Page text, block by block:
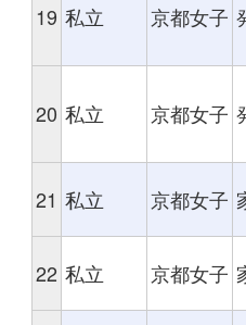
19 私立 京都女子
20 私立 京都女子
21 私立 京都女子
22 私立 京都女子